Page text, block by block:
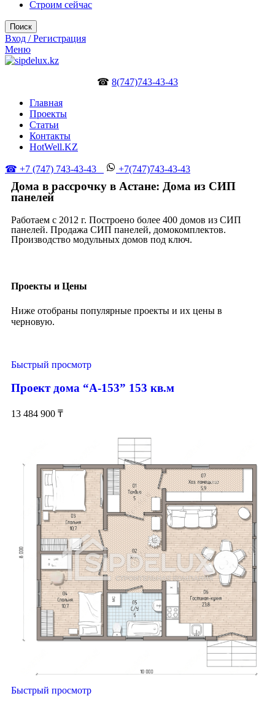
Строим сейчас
Поиск
Вход / Регистрация
Меню
☎ 8(747)743-43-43
Главная
Проекты
Статьи
Контакты
HotWell.KZ
☎ +7 (747) 743-43-43 +7(747)743-43-43
Дома в рассрочку в Астане: Дома из СИП
панелей
Работаем с 2012 г. Построено более 400 домов из СИП
панелей. Продажа СИП панелей, домокомплектов.
Производство модульных домов под ключ.
Проекты и Цены
Ниже отобраны популярные проекты и их цены в
черновую.
Быстрый просмотр
Проект дома “А-153” 153 кв.м
13 484 900 ₸
Быстрый просмотр